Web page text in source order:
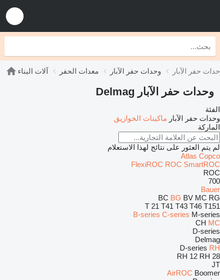
آلات البناء معدات الحفر وحدات حفر الآبار
وحدات حفر الآبار Delmag
الفئة
وحدات حفر الآبار ماكينات الخوازيق
الماركة
لم يتم العثور على نتائج لهذا الاستعلام
Atlas Copco
FlexiROC ROC SmartROC
ROC
700
Bauer
BC BG BV MC RG
T 21 T41 T43 T46 T151
B-series C-series M-series
CH MC
D-series
Delmag
D-series RH
RH 12 RH 28
JT
AirROC Boomer